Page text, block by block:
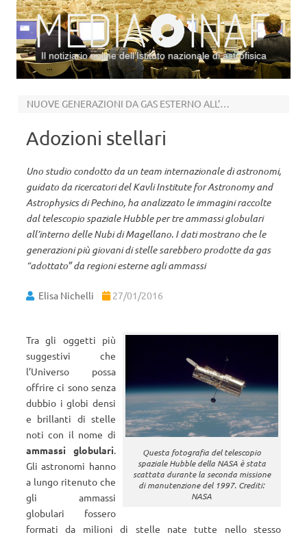
Il notiziario online dell’Istituto nazionale di astrofisica
NUOVE GENERAZIONI DA GAS ESTERNO ALL’AMMASSO
Adozioni stellari
Uno studio condotto da un team internazionale di astronomi,
guidato da ricercatori del Kavli Institute for Astronomy and
Astrophysics di Pechino, ha analizzato le immagini raccolte
dal telescopio spaziale Hubble per tre ammassi globulari
all’interno delle Nubi di Magellano. I dati mostrano che le
generazioni più giovani di stelle sarebbero prodotte da gas
“adottato” da regioni esterne agli ammassi
Elisa Nichelli 27/01/2016
Questa fotografia del telescopio
spaziale Hubble della NASA è stata
scattata durante la seconda missione
di manutenzione del 1997. Crediti:
NASA
Tra gli oggetti più
suggestivi che
l’Universo possa
offrire ci sono senza
dubbio i globi densi
e brillanti di stelle
noti con il nome di
ammassi globulari.
Gli astronomi hanno
a lungo ritenuto che
gli ammassi
globulari fossero
formati da milioni di stelle nate tutte nello stesso